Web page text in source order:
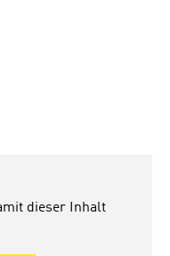
dieser Inhalt